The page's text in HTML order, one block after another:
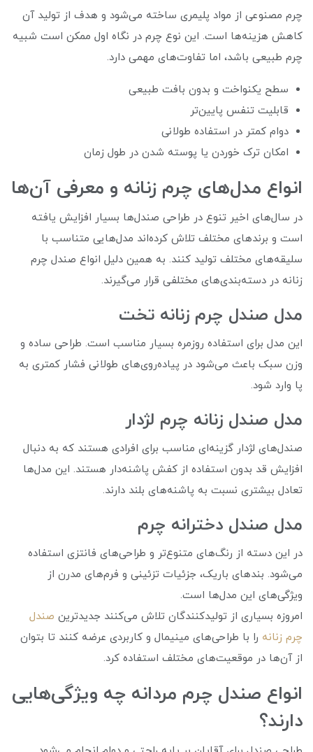
چرم مصنوعی از مواد پلیمری ساخته می‌شود و هدف از تولید آن
کاهش هزینه‌ها است. این نوع چرم در نگاه اول ممکن است شبیه
چرم طبیعی باشد، اما تفاوت‌های مهمی دارد.
سطح یکنواخت و بدون بافت طبیعی
قابلیت تنفس پایین‌تر
دوام کمتر در استفاده طولانی
امکان ترک خوردن یا پوسته شدن در طول زمان
انواع مدل‌های چرم زنانه و معرفی آن‌ها
در سال‌های اخیر تنوع در طراحی صندل‌ها بسیار افزایش یافته
است و برندهای مختلف تلاش کرده‌اند مدل‌هایی متناسب با
سلیقه‌های مختلف تولید کنند. به همین دلیل انواع صندل چرم
زنانه در دسته‌بندی‌های مختلفی قرار می‌گیرند.
مدل صندل چرم زنانه تخت
این مدل برای استفاده روزمره بسیار مناسب است. طراحی ساده و
وزن سبک باعث می‌شود در پیاده‌روی‌های طولانی فشار کمتری به
پا وارد شود.
مدل صندل زنانه چرم لژدار
صندل‌های لژدار گزینه‌ای مناسب برای افرادی هستند که به دنبال
افزایش قد بدون استفاده از کفش پاشنه‌دار هستند. این مدل‌ها
تعادل بیشتری نسبت به پاشنه‌های بلند دارند.
مدل صندل دخترانه چرم
در این دسته از رنگ‌های متنوع‌تر و طراحی‌های فانتزی استفاده
می‌شود. بندهای باریک، جزئیات تزئینی و فرم‌های مدرن از
ویژگی‌های این مدل‌ها است.
امروزه بسیاری از تولیدکنندگان تلاش می‌کنند جدیدترین صندل
چرم زنانه را با طراحی‌های مینیمال و کاربردی عرضه کنند تا بتوان
از آن‌ها در موقعیت‌های مختلف استفاده کرد.
انواع صندل چرم مردانه چه ویژگی‌هایی
دارند؟